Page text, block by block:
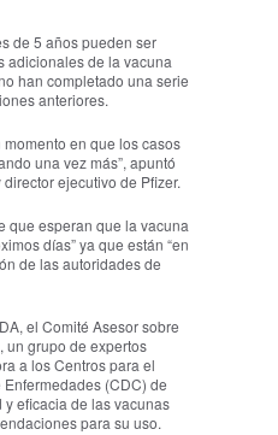
de 5 años pueden ser
adicionales de la vacuna
han completado una serie
anteriores.
en que los casos
una vez más”, apuntó
ejecutivo de Pfizer.
que esperan que la vacuna
días” ya que están “en
de las autoridades de
el Comité Asesor sobre
un grupo de expertos
a los Centros para el
(CDC) de
eficacia de las vacunas
para su uso.